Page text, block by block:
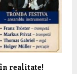
realitate!